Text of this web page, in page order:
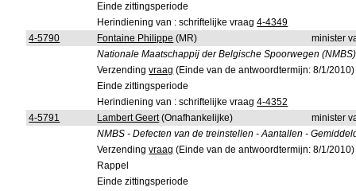
Einde zittingsperiode
Herindiening van : schriftelijke vraag4-4349
4-5790
Fontaine Philippe (MR)
minister
Nationale Maatschappij der Belgische Spoorwegen
Verzendingvraag (Einde van de antwoordtermijn: 8/1/2010)
Einde zittingsperiode
Herindiening van : schriftelijke vraag4-4352
4-5791
Lambert Geert(Onafhankelijke)
minister
NMBS - Defecten van de treinstellen - Aantallen -
Verzendingvraag (Einde van de antwoordtermijn: 8/1/2010)
Rappel
Einde zittingsperiode